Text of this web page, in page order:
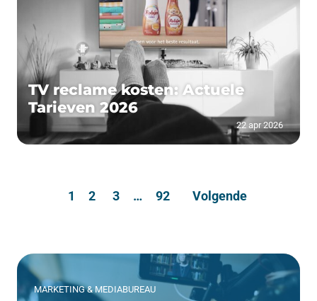
TV reclame kosten: Actuele
Tarieven 2026
22 apr 2026
1 2 3 … 92 Volgende
MARKETING & MEDIABUREAU